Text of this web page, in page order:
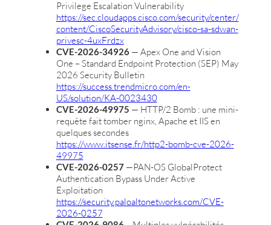
Privilege Escalation Vulnerability
https://sec.cloudapps.cisco.com/security/center/
content/CiscoSecurityAdvisory/cisco-sa-sdwan-
privesc-4uxFrdzx
CVE-2026-34926— Apex One and Vision
One – Standard Endpoint Protection (SEP) May
2026 Security Bulletin
https://success.trendmicro.com/en-
US/solution/KA-0023430
CVE-2026-49975 — HTTP/2 Bomb : une mini-
requête fait tomber nginx, Apache et IIS en
quelques secondes
https://www.itsense.fr/http2-bomb-cve-2026-
49975
CVE-2026-0257—PAN-OS GlobalProtect
Authentication Bypass Under Active
Exploitation
https://security.paloaltonetworks.com/CVE-
2026-0257